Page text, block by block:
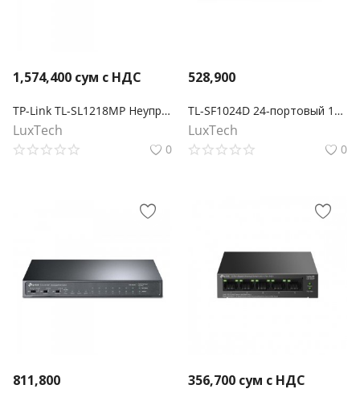
1,574,400 сум с НДС
TP-Link TL-SL1218MP Неуправляемый коммутатор PoE+ на 16 портов 10/100 Мбит/с и 2 гигабитных порта
LuxTech
0
528,900
TL-SF1024D 24-портовый 10/100 Мбит/с настольный/монтируемый в стойку коммутатор
LuxTech
0
811,800 356,700 сум с НДС